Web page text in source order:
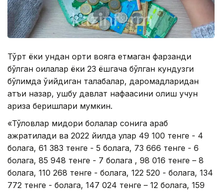
Тўрт ёки ундан ортиқ вояга етмаган фарзанди
бўлган оилалар ёки 23 ёшгача бўлган кундузги
бўлимда ўқийдиган талабалар, даромадларидан
қатъи назар, ушбу давлат нафақасини олиш учун
ариза беришлари мумкин.
«Тўловлар миқдори болалар сонига қараб
ажратилади ва 2022 йилда улар 49 100 тенге - 4
болага, 61 383 тенге - 5 болага, 73 666 тенге - 6
болага, 85 948 тенге - 7 болага , 98 016 тенге – 8
болага, 110 268 тенге - болага, 122 520 - болага, 134
772 тенге - болага, 147 024 тенге – 12 болага, 159